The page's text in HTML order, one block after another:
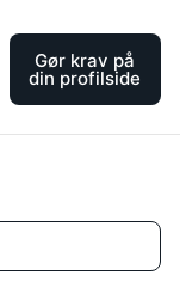
Gør krav på
din profilside